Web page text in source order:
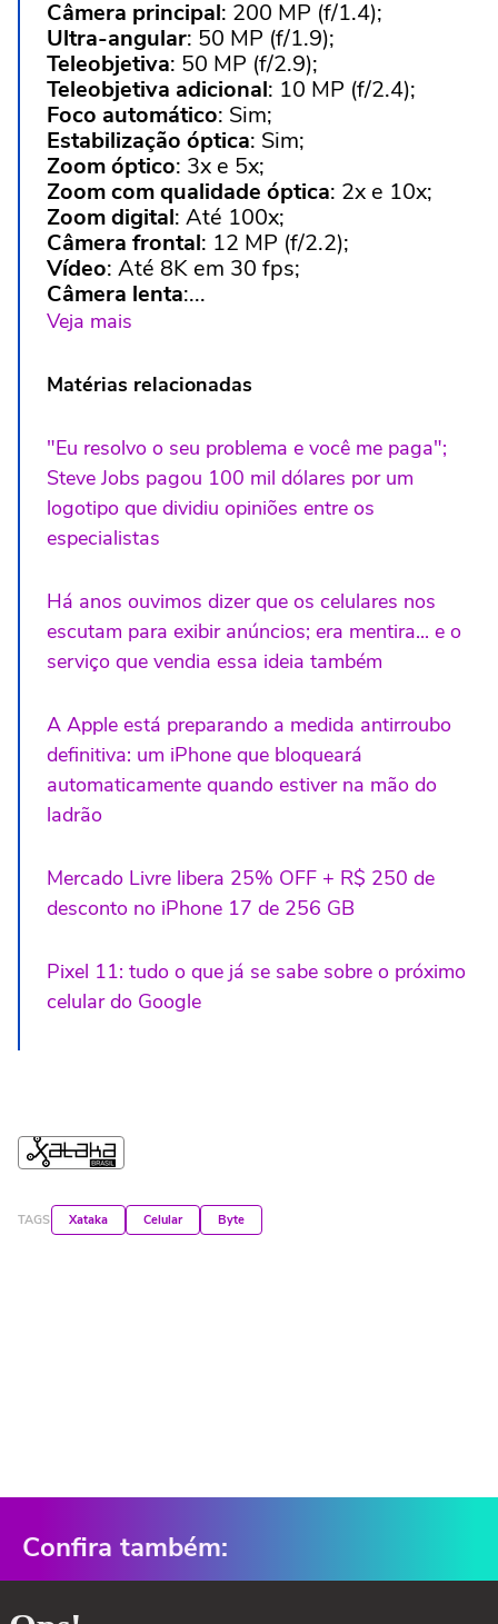
Câmera principal: 200 MP (f/1.4);
Ultra-angular: 50 MP (f/1.9);
Teleobjetiva: 50 MP (f/2.9);
Teleobjetiva adicional: 10 MP (f/2.4);
Foco automático: Sim;
Estabilização óptica: Sim;
Zoom óptico: 3x e 5x;
Zoom com qualidade óptica: 2x e 10x;
Zoom digital: Até 100x;
Câmera frontal: 12 MP (f/2.2);
Vídeo: Até 8K em 30 fps;
Câmera lenta:...
Veja mais
Matérias relacionadas
"Eu resolvo o seu problema e você me paga";
Steve Jobs pagou 100 mil dólares por um
logotipo que dividiu opiniões entre os
especialistas
Há anos ouvimos dizer que os celulares nos
escutam para exibir anúncios; era mentira... e o
serviço que vendia essa ideia também
A Apple está preparando a medida antirroubo
definitiva: um iPhone que bloqueará
automaticamente quando estiver na mão do
ladrão
Mercado Livre libera 25% OFF + R$ 250 de
desconto no iPhone 17 de 256 GB
Pixel 11: tudo o que já se sabe sobre o próximo
celular do Google
TAGS Xataka Celular Byte
Confira também: